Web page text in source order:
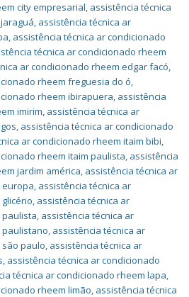
city empresarial, assistência técnica
, assistência técnica ar
, assistência técnica ar condicionado
técnica ar condicionado rheem
ar condicionado rheem edgar facó,
rheem freguesia do ó,
rheem ibirapuera, assistência
imirim, assistência técnica ar
, assistência técnica ar condicionado
ar condicionado rheem itaim bibi,
rheem itaim paulista, assistência
jardim américa, assistência técnica ar
europa, assistência técnica ar
, assistência técnica ar
, assistência técnica ar
, assistência técnica ar
paulo, assistência técnica ar
, assistência técnica ar condicionado
técnica ar condicionado rheem lapa,
rheem limão, assistência técnica